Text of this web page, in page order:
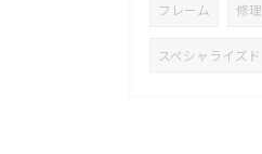
フレーム 修理
スペシャライズド